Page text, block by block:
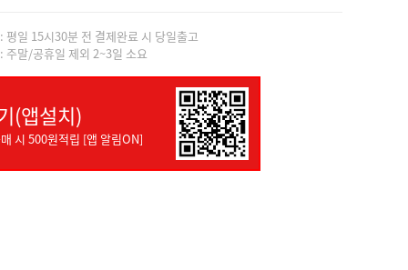
평일 15시30분 전 결제완료 시 당일출고
주말/공휴일 제외 2~3일 소요
(앱설치)
시 500원적립 [앱 알림ON]